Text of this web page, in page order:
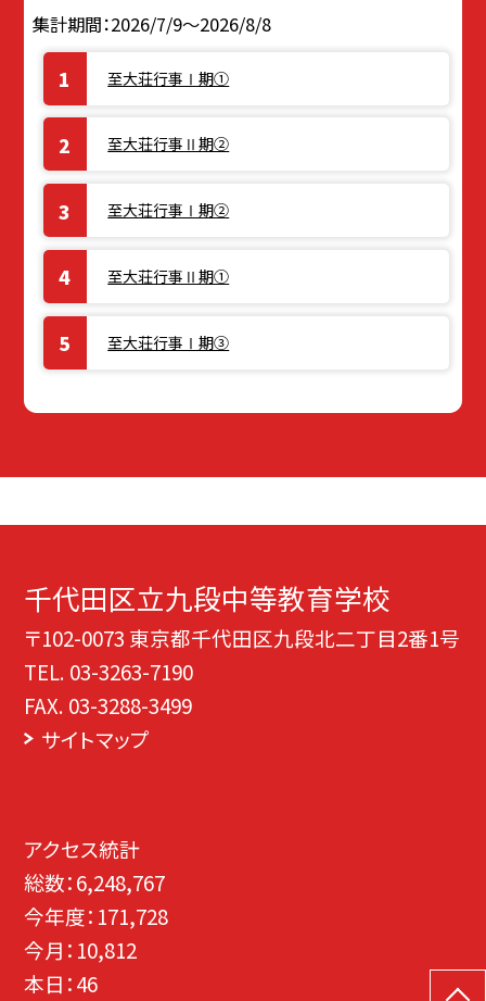
集計期間：2026/7/9～2026/8/8
至大荘行事Ⅰ期①
至大荘行事Ⅱ期②
至大荘行事Ⅰ期②
至大荘行事Ⅱ期①
至大荘行事Ⅰ期③
千代田区立九段中等教育学校
〒102-0073 東京都千代田区九段北二丁目2番1号
TEL. 03-3263-7190
FAX. 03-3288-3499
サイトマップ
アクセス統計
総数：6,248,767
今年度： 171,728
今月： 10,812
本日：46